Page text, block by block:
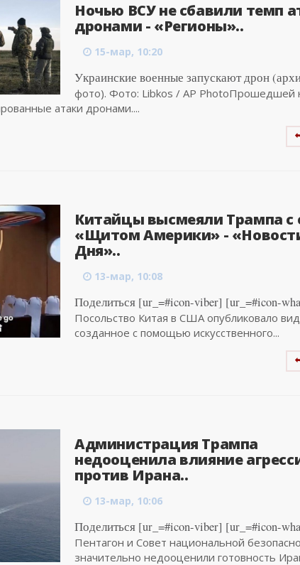
Ночью ВСУ не сбавили темп
дронами - «Регионы»..
15-мар, 10:20
Украинские военные запускают дрон
фото). Фото: Libkos / AP PhotoПрошедшей
атаки дронами....
Китайцы высмеяли Трампа с
«Щитом Америки» -
Дня»..
13-мар, 10:08
Поделиться [ur_=#icon-viber] [ur_=#icon-
Посольство Китая в США опубликовало
созданное с помощью искусственного...
Администрация Трампа
недооценила влияние
против Ирана..
13-мар, 10:06
Поделиться [ur_=#icon-viber] [ur_=#icon-
Пентагон и Совет национальной
значительно недооценили готовность